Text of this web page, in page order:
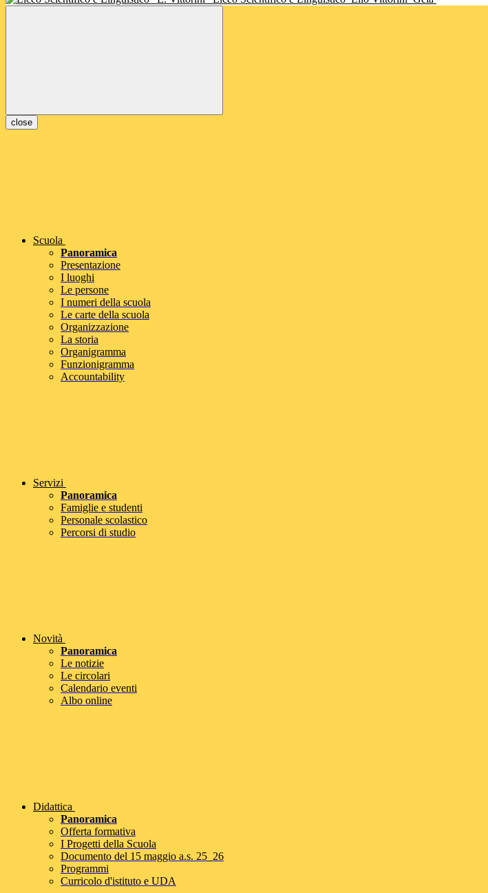
close
Scuola
Panoramica
Presentazione
I luoghi
Le persone
I numeri della scuola
Le carte della scuola
Organizzazione
La storia
Organigramma
Funzionigramma
Accountability
Servizi
Panoramica
Famiglie e studenti
Personale scolastico
Percorsi di studio
Novità
Panoramica
Le notizie
Le circolari
Calendario eventi
Albo online
Didattica
Panoramica
Offerta formativa
I Progetti della Scuola
Documento del 15 maggio a.s. 25_26
Programmi
Curricolo d'istituto e UDA